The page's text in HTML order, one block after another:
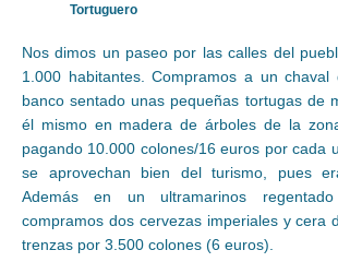
Tortuguero
Nos dimos un paseo por las calles del
1.000 habitantes. Compramos a un
banco sentado unas pequeñas tortugas de
él mismo en madera de árboles de la
pagando 10.000 colones/16 euros por cada
se aprovechan bien del turismo, pues
Además en un ultramarinos
compramos dos cervezas imperiales y cera
trenzas por 3.500 colones (6 euros).